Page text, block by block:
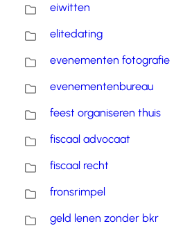
eiwitten
elitedating
evenementen fotografie
evenementenbureau
feest organiseren thuis
fiscaal advocaat
fiscaal recht
fronsrimpel
geld lenen zonder bkr